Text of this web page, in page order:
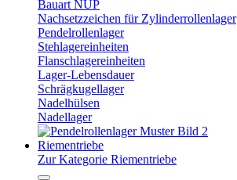
Bauart NUP
Nachsetzzeichen für Zylinderrollenlager
Pendelrollenlager
Stehlagereinheiten
Flanschlagereinheiten
Lager-Lebensdauer
Schrägkugellager
Nadelhülsen
Nadellager
Riementriebe
Zur Kategorie Riementriebe